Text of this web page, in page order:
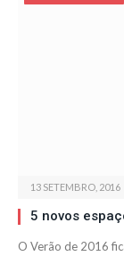
13 SETEMBRO, 2016
5 novos
O Verão de 2016